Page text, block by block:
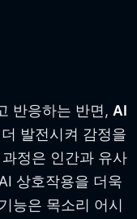
반응하는 반면, AI
발전시켜 감정을
정은 인간과 유사
상호작용을 더욱
능은 목소리 어시